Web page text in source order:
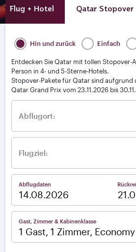
Flug + Hotel Qatar Stopover
Hin und zurück Einfach
Entdecken Sie Qatar mit tollen Stopover-
Person in 4- und 5-Sterne-Hotels.
Stopover-Pakete für Qatar sind aufgrund
Qatar Grand Prix vom 23.11.2026 bis
Abflugort:
Flugziel:
Abflugdaten
Gast, Zimmer & Kabinenklasse
1 Gast, 1 Zimmer, Economy